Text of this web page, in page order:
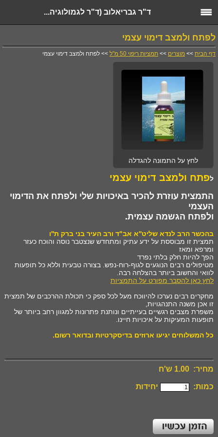
ד"ר גבריאלוב (ד"ר לגמולוגיה...
לפתח ולמצב דימוי עצמי
דף הבית >> מוצרים >> תמציות ריפוי 50 מ"ל >> לפתח ולמצב דימוי עצמי
לחץ על התמונה להגדלה
לפתח ולמצב דימוי עצמי
התמצית עוזרת להכיר באיכויות שלי ולפתח את הדימוי
העצמי
ולפתח הגשמה עצמית.
בהכשר הרב לנדא שליט''א אב"ד ורב העיר בני ברק ת''ו
תמצית זו מבוססת על ידע עתיק ומתחדש שנצטבר נוסה והוכח כעזר
ומרפא ומאז
הפך להיות חלק בלתי נפרד
מטיפולים רבים הנוגעים לגוף-רוח-נפש. בצורה טבעית וללא כל תופעות
לוואי והחשוב ביותר בהצלחה רבה
לחץ כאן להסבר מפורט על התמציות
מחקרים רבים נערכו להיווכח מעל לכל ספק כי תכולת ההרכבים של תמצית
זו אכן משנה התנהגויות
משפרת מצבים רגשיים בעייתיים ונותנת פתרונות למגוון רחב ביותר של
תופעות המעיקות על איכויות חיינו
כל המשלוחים יגיעו ארוזים בדיסקרטיות ובדואר רשום.
מחיר: 1.00 ש'ח
כמות: יחידות